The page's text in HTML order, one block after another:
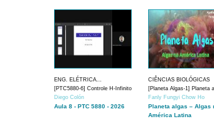
ENG. ELÉTRICA...
[PTC5880-6] Controle H-Infinito
Diego Colón
Aula 8 - PTC 5880 - 2026
CIÊNCIAS BIOLÓGICAS
[Planeta Algas-1] Planeta
Fanly Fungyi Chow Ho
Planeta algas – Algas
América Latina